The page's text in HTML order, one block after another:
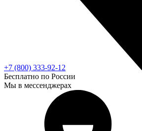
+7 (800) 333-92-12
Бесплатно по России
Мы в мессенджерах